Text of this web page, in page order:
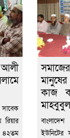
সাবেক
রিয়ার
কাজ
ইউনিটের